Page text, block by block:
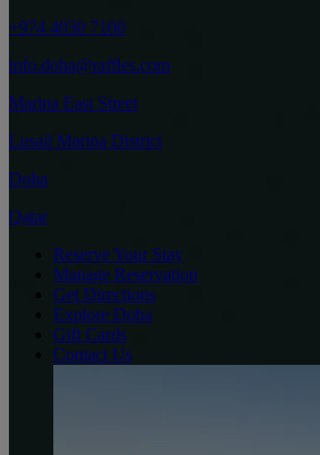
+974 4030 7100
info.doha@raffles.com
Marina East Street
Lusail Marina District
Doha
Qatar
Reserve Your Stay
Manage Reservation
Get Directions
Explore Doha
Gift Cards
Contact Us